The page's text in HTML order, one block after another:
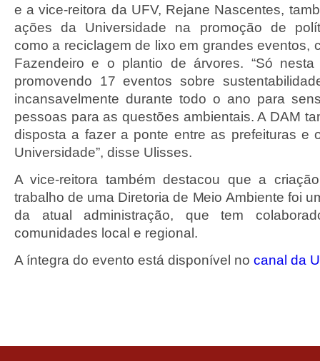
e a vice-reitora da UFV, Rejane Nascentes,
ações da Universidade na promoção de
como a reciclagem de lixo em grandes eventos,
Fazendeiro e o plantio de árvores. “Só nesta
promovendo 17 eventos sobre
incansavelmente durante todo o ano para
pessoas para as questões ambientais. A DAM
disposta a fazer a ponte entre as prefeituras e
Universidade”, disse Ulisses.
A vice-reitora também destacou que a
trabalho de uma Diretoria de Meio Ambiente foi
da atual administração, que tem
comunidades local e regional.
A íntegra do evento está disponível no canal da